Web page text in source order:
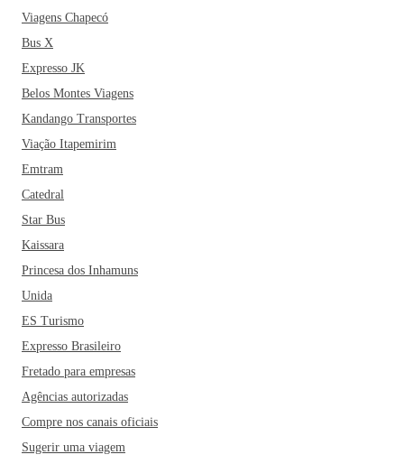
Viagens Chapecó
Bus X
Expresso JK
Belos Montes Viagens
Kandango Transportes
Viação Itapemirim
Emtram
Catedral
Star Bus
Kaissara
Princesa dos Inhamuns
Unida
ES Turismo
Expresso Brasileiro
Fretado para empresas
Agências autorizadas
Compre nos canais oficiais
Sugerir uma viagem